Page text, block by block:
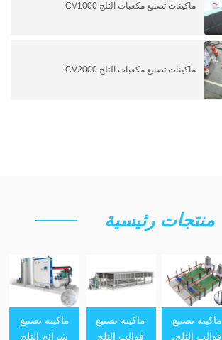
ماكينات تصنيع مكعبات الثلج CV1000
ماكينات تصنيع مكعبات الثلج CV2000
منتجات رئيسية
ماكينة تصنيع
قوالب الثلج،
ماكينة تصنيع
قوالب الثلج
ماكينة تصنيع
شرائح الثلج